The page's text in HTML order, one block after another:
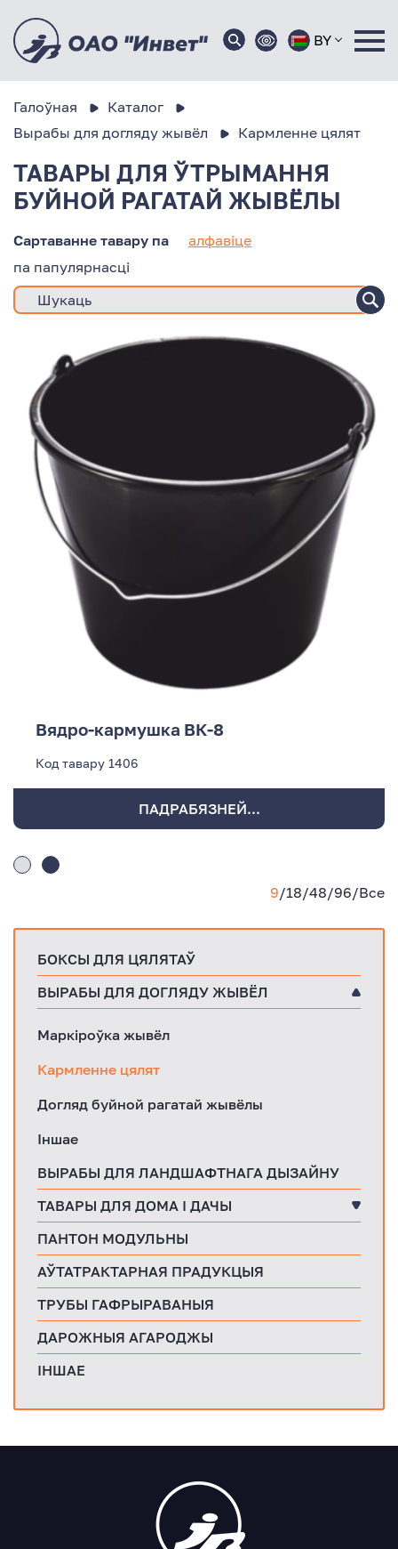
BY
Галоўная
Каталог
Вырабы для догляду жывёл
Кармленне цялят
ТАВАРЫ ДЛЯ ЎТРЫМАННЯ
БУЙНОЙ РАГАТАЙ ЖЫВЁЛЫ
Сартаванне тавару па
алфавіце
па папулярнасці
Вядро-кармушка ВК-8
Код тавару 1406
ПАДРАБЯЗНЕЙ...
9/18/48/96/Все
БОКСЫ ДЛЯ ЦЯЛЯТАЎ
ВЫРАБЫ ДЛЯ ДОГЛЯДУ ЖЫВЁЛ
Маркіроўка жывёл
Кармленне цялят
Догляд буйной рагатай жывёлы
Іншае
ВЫРАБЫ ДЛЯ ЛАНДШАФТНАГА ДЫЗАЙНУ
ТАВАРЫ ДЛЯ ДОМА І ДАЧЫ
ПАНТОН МОДУЛЬНЫ
АЎТАТРАКТАРНАЯ ПРАДУКЦЫЯ
ТРУБЫ ГАФРЫРАВАНЫЯ
ДАРОЖНЫЯ АГАРОДЖЫ
ІНШАЕ